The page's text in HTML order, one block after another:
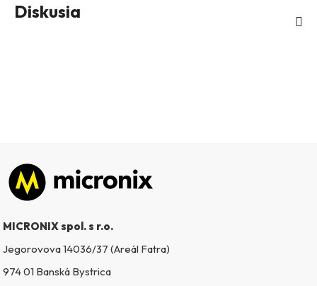
Diskusia
Zápätie
MICRONIX spol. s r.o.
Jegorovova 14036/37 (Areál Fatra)
974 01 Banská Bystrica